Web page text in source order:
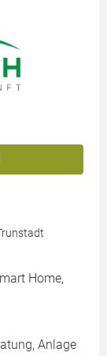
Home,
Anlage